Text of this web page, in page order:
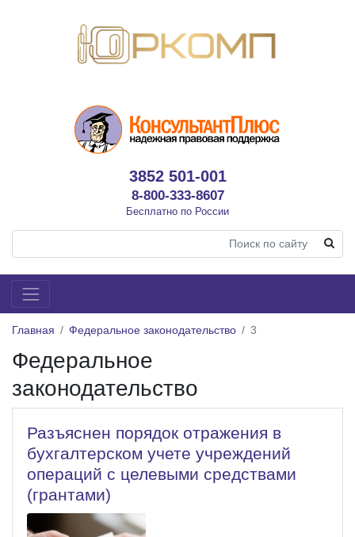
3852 501-001
8-800-333-8607
Бесплатно по России
Главная Федеральное законодательство 3
Федеральное
законодательство
Разъяснен порядок отражения в
бухгалтерском учете учреждений
операций с целевыми средствами
(грантами)